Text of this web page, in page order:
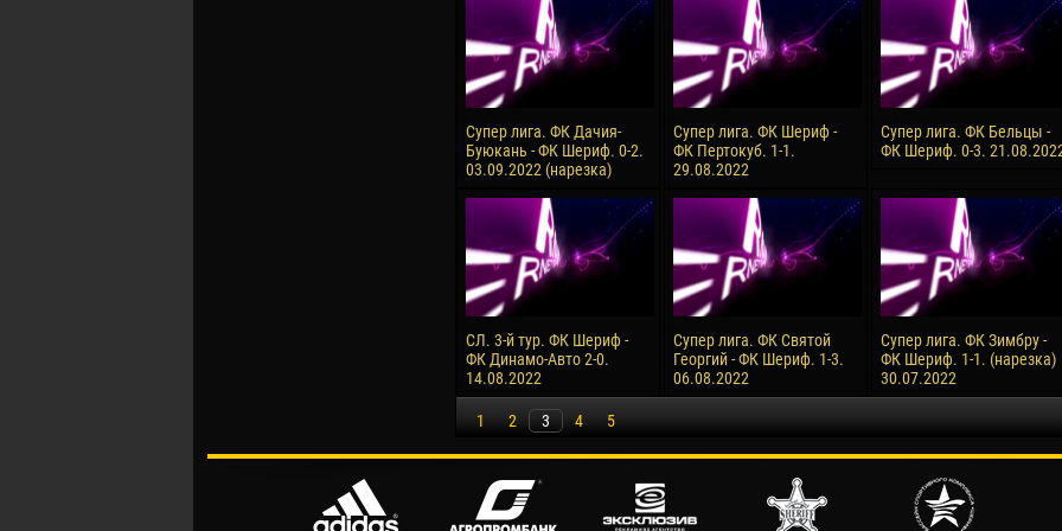
Супер лига. ФК Дачия-
Буюкань - ФК Шериф. 0-2.
03.09.2022 (нарезка)
Супер лига. ФК Шериф -
ФК Пертокуб. 1-1.
29.08.2022
Супер лига. ФК Бельцы -
ФК Шериф. 0-3.
СЛ. 3-й тур. ФК Шериф -
ФК Динамо-Авто 2-0.
14.08.2022
Супер лига. ФК Святой
Георгий - ФК Шериф. 1-3.
06.08.2022
Супер лига. ФК Зимбру -
ФК Шериф. 1-1. (нарезка)
30.07.2022
1 2 3 4 5